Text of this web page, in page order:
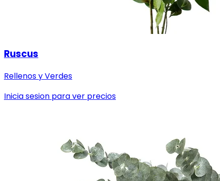
Ruscus
Rellenos y Verdes
Inicia sesion para ver precios